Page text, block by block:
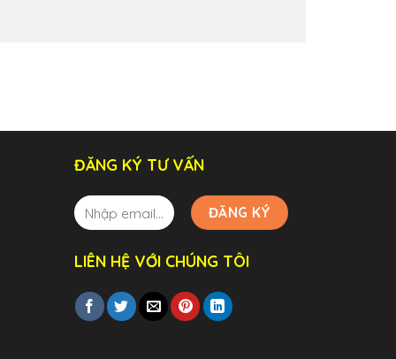
ĐĂNG KÝ TƯ VẤN
LIÊN HỆ VỚI CHÚNG TÔI